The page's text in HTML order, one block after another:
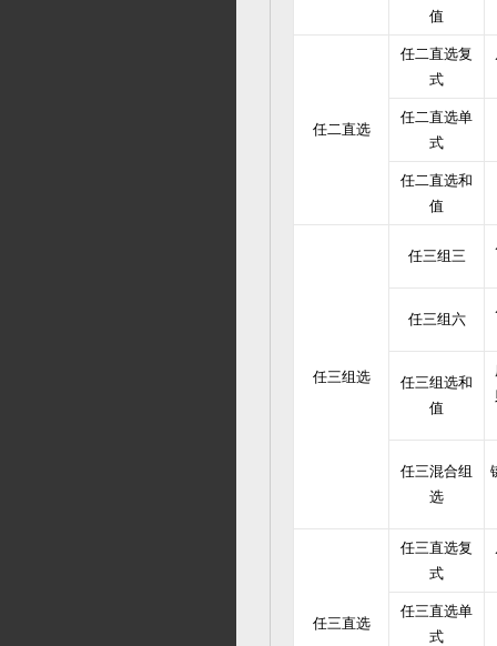
值
任二直选
任二直选复
式
任二直选单
式
任二直选和
值
任三组选
任三组三
任三组六
任三组选和
值
任三混合组
选
任三直选
任三直选复
式
任三直选单
式